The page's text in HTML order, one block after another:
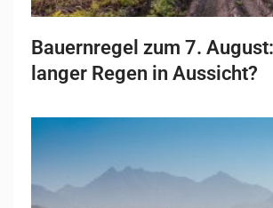
Bauernregel zum 7.
langer Regen in Aussicht?